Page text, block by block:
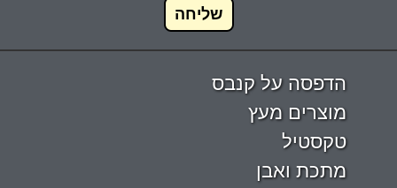
שליחה
הדפסה על קנבס
מוצרים מעץ
טקסטיל
מתכת ואבן